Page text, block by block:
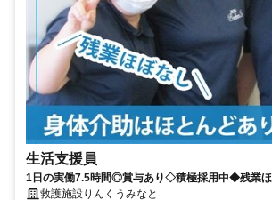
生活支援員
1日の実働7.5時間◎賞与あり◇積極採用中◆残業
ら徒歩圏内！【泉南市、救護施設、樽井駅/和泉砂
救護施設りんくうみなと